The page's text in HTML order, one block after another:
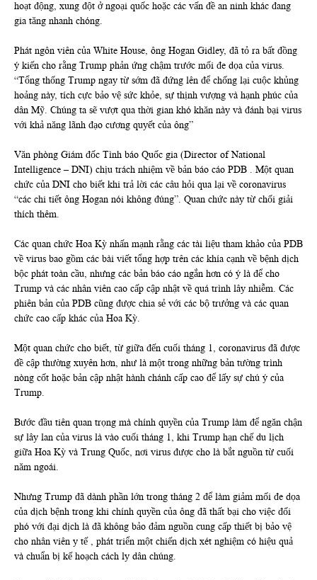
hoạt động, xung đột ở ngoại quốc hoặc các vấn đề an ninh khác đang
gia tăng nhanh chóng.
Phát ngôn viên của White House, ông Hogan Gidley, đã tỏ ra bất đồng
ý kiến cho rằng Trump phản ứng chậm trước mối đe dọa của virus.
“Tổng thống Trump ngay từ sớm đã đứng lên để chống lại cuộc khủng
hoảng này, tích cực bảo vệ sức khỏe, sự thịnh vượng và hạnh phúc của
dân Mỹ. Chúng ta sẽ vượt qua thời gian khó khăn này và đánh bại virus
với khả năng lãnh đạo cương quyết của ông”
Văn phòng Giám đốc Tình báo Quốc gia (Director of National
Intelligence – DNI) chịu trách nhiệm về bản báo cáo PDB . Một quan
chức của DNI cho biết khi trả lời các câu hỏi qua lại về coronavirus
“các chi tiết ông Hogan nói không đúng”. Quan chức này từ chối giải
thích thêm.
Các quan chức Hoa Kỳ nhấn mạnh rằng các tài liệu tham khảo của PDB
về virus bao gồm các bài viết tổng hợp trên các khía cạnh về bệnh dịch
bộc phát toàn cầu, nhưng các bản báo cáo ngắn hơn có ý là để cho
Trump và các nhân viên cao cấp cập nhật về quá trình lây nhiễm. Các
phiên bản của PDB cũng được chia sẻ với các bộ trưởng và các quan
chức cao cấp khác của Hoa Kỳ.
Một quan chức cho biết, từ giữa đến cuối tháng 1, coronavirus đã được
đề cập thường xuyên hơn, như là một trong những bản tường trình
nòng cốt hoặc bản cập nhật hành chánh cấp cao để lấy sự chú ý của
Trump.
Bước đầu tiên quan trọng mà chính quyền của Trump làm để ngăn chận
sự lây lan của virus là vào cuối tháng 1, khi Trump hạn chế du lịch
giữa Hoa Kỳ và Trung Quốc, nơi virus được cho là bắt nguồn từ cuối
năm ngoái.
Nhưng Trump đã dành phần lớn trong tháng 2 để làm giảm mối đe dọa
của dịch bệnh trong khi chính quyền của ông đã thất bại cho việc đối
phó với đại dịch là đã không bảo đảm nguồn cung cấp thiết bị bảo vệ
cho nhân viên y tế , phát triển một chiến dịch xét nghiệm có hiệu quả
và chuẩn bị kế hoạch cách ly dân chúng.